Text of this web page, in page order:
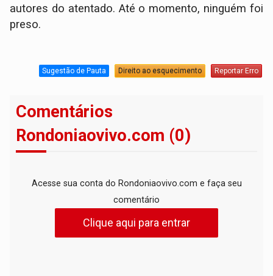
autores do atentado. Até o momento, ninguém foi
preso.
Sugestão de Pauta Direito ao esquecimento Reportar Erro
Comentários
Rondoniaovivo.com (0)
Acesse sua conta do Rondoniaovivo.com e faça seu
comentário
Clique aqui para entrar